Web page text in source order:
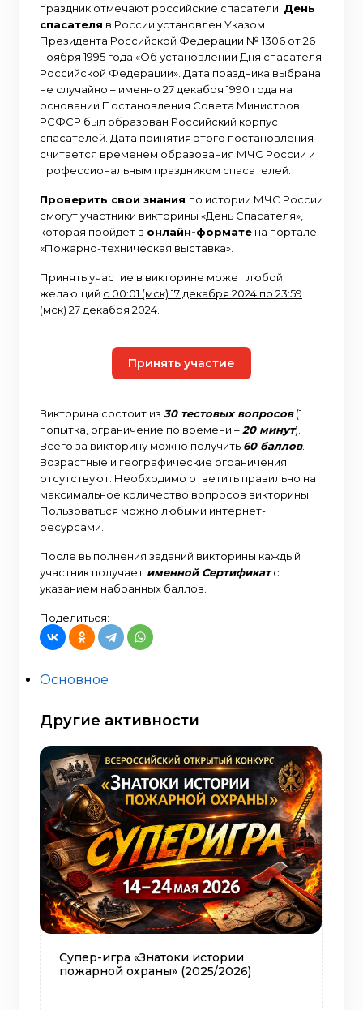
праздник отмечают российские спасатели. День
спасателя в России установлен Указом
Президента Российской Федерации № 1306 от 26
ноября 1995 года «Об установлении Дня спасателя
Российской Федерации». Дата праздника выбрана
не случайно – именно 27 декабря 1990 года на
основании Постановления Совета Министров
РСФСР был образован Российский корпус
спасателей. Дата принятия этого постановления
считается временем образования МЧС России и
профессиональным праздником спасателей.
Проверить свои знания по истории МЧС России
смогут участники викторины «День Спасателя»,
которая пройдёт в онлайн-формате на портале
«Пожарно-техническая выставка».
Принять участие в викторине может любой
желающий с 00:01 (мск) 17 декабря 2024 по 23:59
(мск) 27 декабря 2024
Принять участие
Викторина состоит из 30 тестовых вопросов(1
попытка, ограничение по времени –20 минут).
Всего за викторину можно получить 60 баллов.
Возрастные и географические ограничения
отсутствуют. Необходимо ответить правильно на
максимальное количество вопросов викторины.
Пользоваться можно любыми интернет-
ресурсами.
После выполнения заданий викторины каждый
участник получает именной Сертификатс
указанием набранных баллов.
Поделиться:
Основное
Другие активности
Супер-игра «Знатоки истории
пожарной охраны» (2025/2026)